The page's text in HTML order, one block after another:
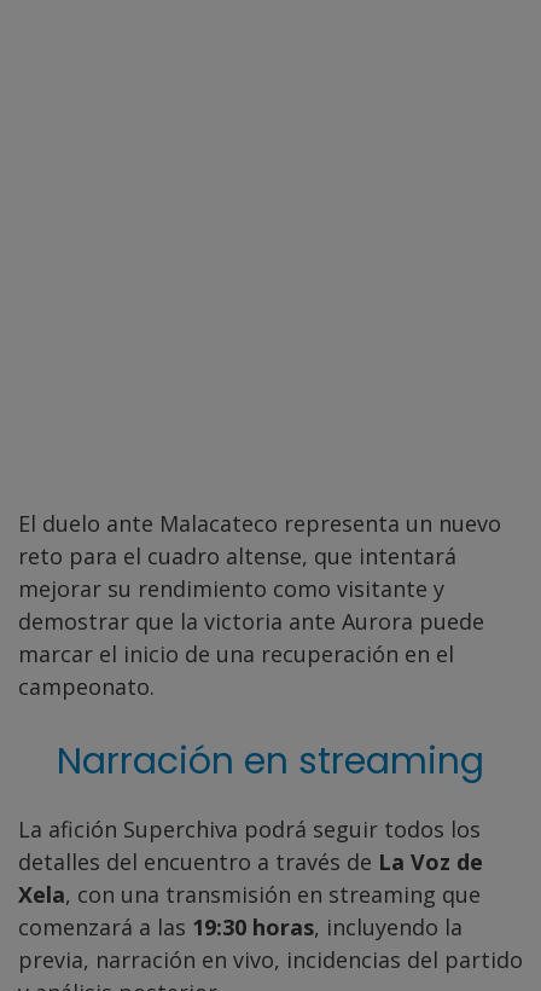
El duelo ante Malacateco representa un nuevo
reto para el cuadro altense, que intentará
mejorar su rendimiento como visitante y
demostrar que la victoria ante Aurora puede
marcar el inicio de una recuperación en el
campeonato.
Narración en streaming
La afición Superchiva podrá seguir todos los
detalles del encuentro a través de La Voz de
Xela, con una transmisión en streaming que
comenzará a las 19:30 horas, incluyendo la
previa, narración en vivo, incidencias del partido